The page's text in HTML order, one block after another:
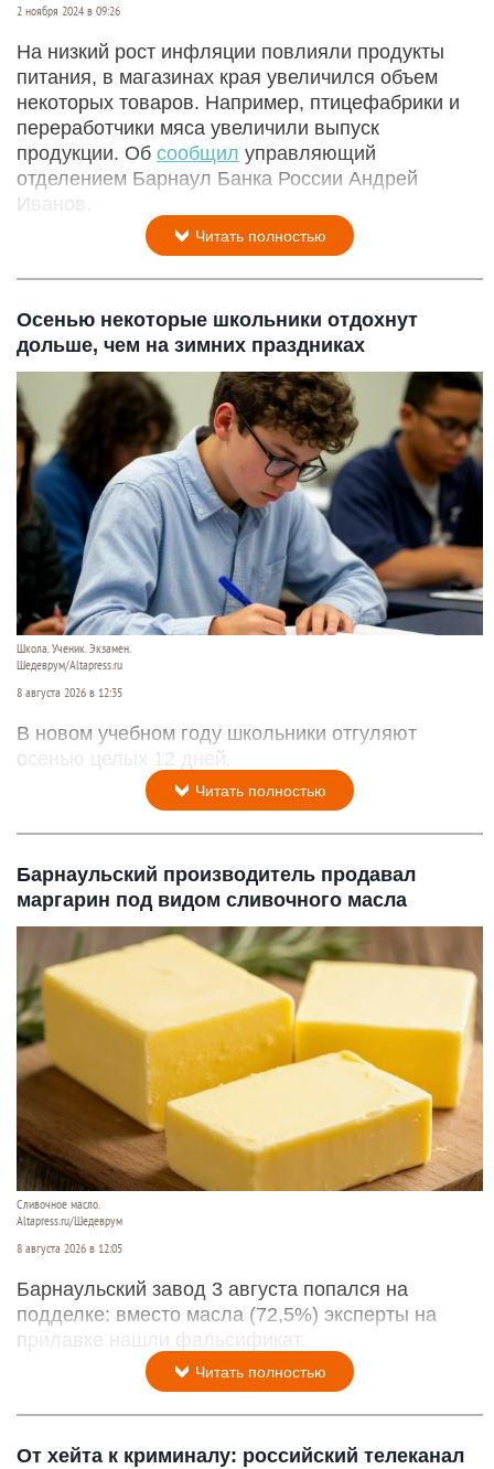
2 ноября 2024 в 09:26
На низкий рост инфляции повлияли продукты
питания, в магазинах края увеличился объем
некоторых товаров. Например, птицефабрики и
переработчики мяса увеличили выпуск
продукции. Об сообщил управляющий
отделением Барнаул Банка России Андрей
Иванов.
Читать полностью
Осенью некоторые школьники отдохнут
дольше, чем на зимних праздниках
Школа. Ученик. Экзамен.
Шедеврум/Altapress.ru
8 августа 2026 в 12:35
В новом учебном году школьники отгуляют
осенью целых 12 дней.
Читать полностью
Барнаульский производитель продавал
маргарин под видом сливочного масла
Сливочное масло.
Altapress.ru/Шедеврум
8 августа 2026 в 12:05
Барнаульский завод 3 августа попался на
подделке: вместо масла (72,5%) эксперты на
прилавке нашли фальсификат.
Читать полностью
От хейта к криминалу: российский телеканал